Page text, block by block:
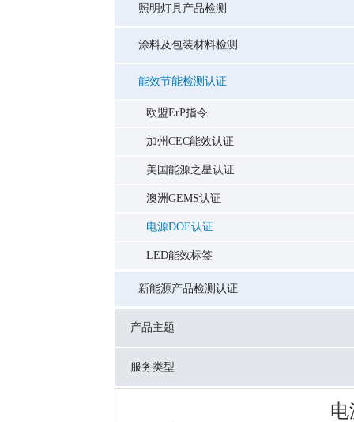
照明灯具产品检测
涂料及包装材料检测
能效节能检测认证
欧盟ErP指令
加州CEC能效认证
美国能源之星认证
澳洲GEMS认证
电源DOE认证
LED能效标签
新能源产品检测认证
产品主题
服务类型
电